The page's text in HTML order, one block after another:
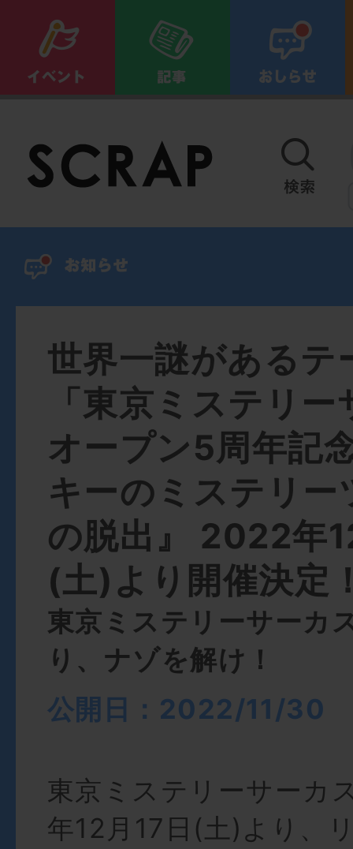
世界一謎があるテ
「東京ミステリ
オープン5周年記
キーのミステリー
の脱出』 2022年
(土)より開催決定
東京ミステリーサーカ
り、ナゾを解け！
公開日：2022/11/30
東京ミステリーサーカ
年12月17日(土)より、